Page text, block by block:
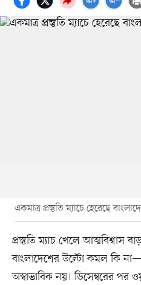
একমাত্র প্রস্তুতি ম্যাচে হেরেছে
প্রস্তুতি ম্যাচ খেলে আত্মবিশ্বাস
বাংলাদেশের উল্টো কমল কি
অস্বাভাবিক নয়। ডিসেম্বরের পর